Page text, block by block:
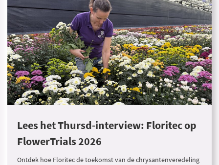
Lees het Thursd-interview: Floritec op
FlowerTrials 2026
Ontdek hoe Floritec de toekomst van de chrysantenveredeling